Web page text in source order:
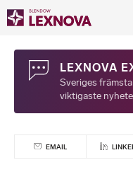
LEXNOVA
Sveriges
viktigaste
EMAIL